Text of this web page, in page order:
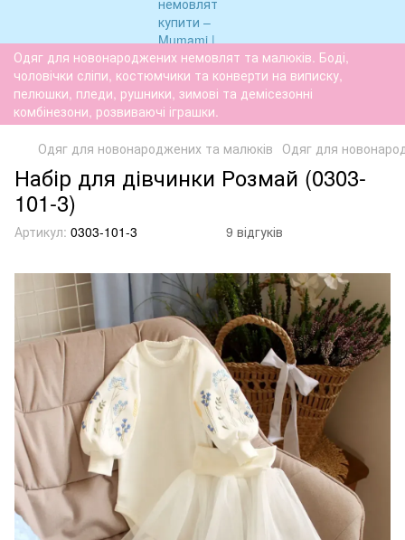
Одяг для новонароджених немовлят та малюків. Боді,
чоловічки сліпи, костюмчики та конверти на виписку,
пелюшки, пледи, рушники, зимові та демісезонні
комбінезони, розвиваючі іграшки.
Одяг для новонароджених та малюків Одяг для
Набір для дівчинки Розмай (0303-
101-3)
Артикул: 0303-101-3 9 відгуків